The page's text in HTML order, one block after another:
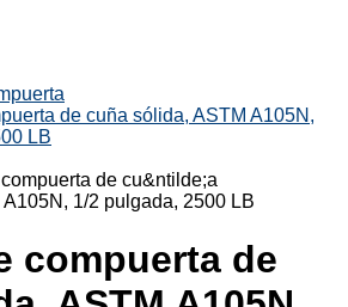
de cuña sólida, ASTM A105N,
LB
compuerta de